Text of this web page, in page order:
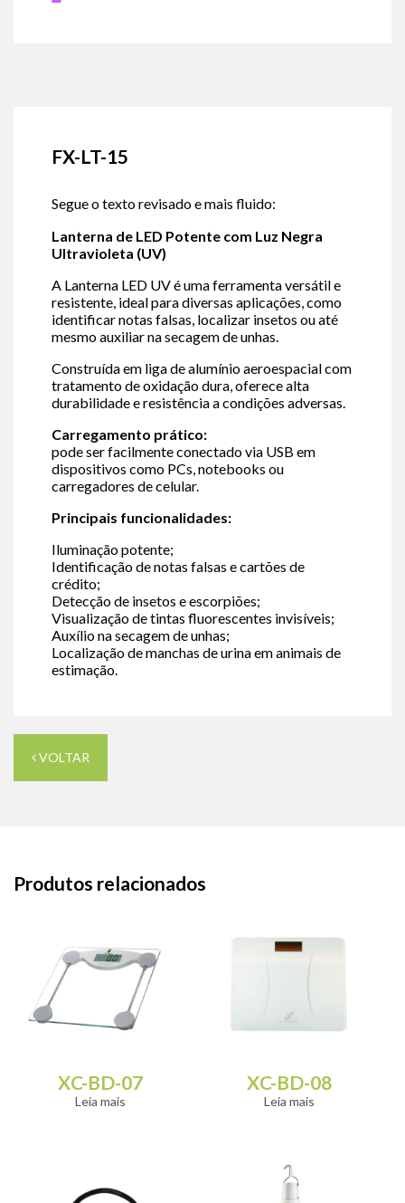
FX-LT-15
Segue o texto revisado e mais fluido:
Lanterna de LED Potente com Luz Negra
Ultravioleta (UV)
A Lanterna LED UV é uma ferramenta versátil e
resistente, ideal para diversas aplicações, como
identificar notas falsas, localizar insetos ou até
mesmo auxiliar na secagem de unhas.
Construída em liga de alumínio aeroespacial com
tratamento de oxidação dura, oferece alta
durabilidade e resistência a condições adversas.
Carregamento prático:
pode ser facilmente conectado via USB em
dispositivos como PCs, notebooks ou
carregadores de celular.
Principais funcionalidades:
Iluminação potente;
Identificação de notas falsas e cartões de
crédito;
Detecção de insetos e escorpiões;
Visualização de tintas fluorescentes invisíveis;
Auxílio na secagem de unhas;
Localização de manchas de urina em animais de
estimação.
VOLTAR
Produtos relacionados
XC-BD-07
Leia mais
XC-BD-08
Leia mais